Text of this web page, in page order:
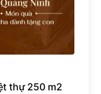
thự 250 m2